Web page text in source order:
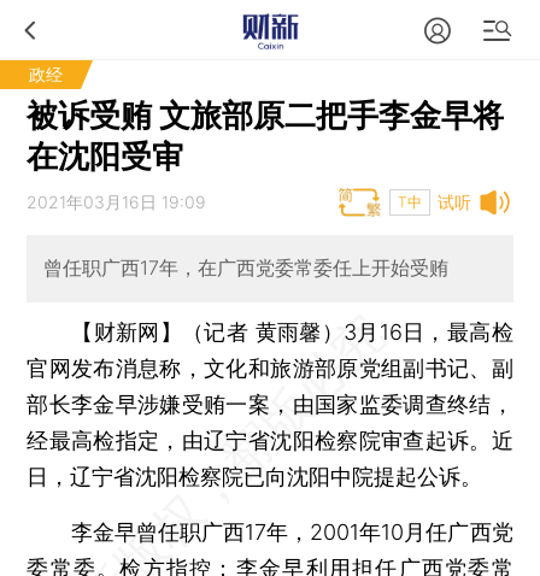
政经
被诉受贿 文旅部原二把手李金早将
在沈阳受审
试听
2021年03月16日 19:09 T中
曾任职广西17年，在广西党委常委任上开始受贿
【财新网】（记者 黄雨馨） 3月16日，最高检
官网发布消息称，文化和旅游部原党组副书记、副
部长李金早涉嫌受贿一案，由国家监委调查终结，
经最高检指定，由辽宁省沈阳检察院审查起诉。近
日，辽宁省沈阳检察院已向沈阳中院提起公诉。
李金早曾任职广西17年，2001年10月任广西党
委常委。检方指控：李金早利用担任广西党委常